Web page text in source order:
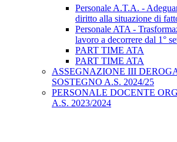
Personale A.T.A. -
diritto alla situazione di
Personale ATA -
lavoro a decorrere dal 1°
PART TIME ATA
PART TIME ATA
ASSEGNAZIONE III
SOSTEGNO A.S. 2024/25
PERSONALE DOCENTE
A.S. 2023/2024